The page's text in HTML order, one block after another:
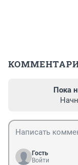
Пока
Гость
Войти